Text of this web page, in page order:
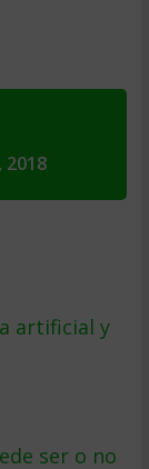
artificial y
ser o no